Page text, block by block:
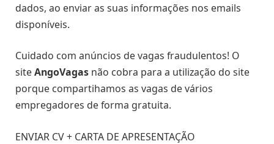
dados, ao enviar as suas informações nos emails
disponíveis.
Cuidado com anúncios de vagas fraudulentos! O
siteAngoVagas não cobra para a utilização do site
porque compartihamos as vagas de vários
empregadores de forma gratuita.
ENVIAR CV + CARTA DE APRESENTAÇÃO